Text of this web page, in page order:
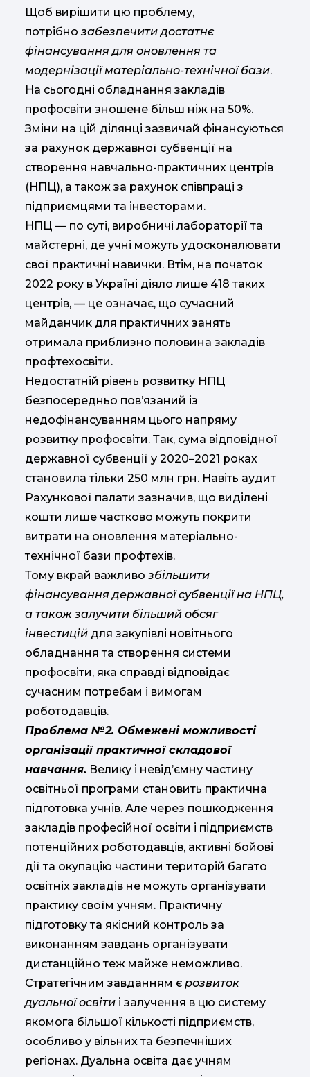
Щоб вирішити цю проблему,
потрібно забезпечити достатнє
фінансування для оновлення та
модернізації матеріально-технічної бази.
На сьогодні обладнання закладів
профосвіти зношене більш ніж на 50%.
Зміни на цій ділянці зазвичай фінансуються
за рахунок державної субвенції на
створення навчально-практичних центрів
(НПЦ), а також за рахунок співпраці з
підприємцями та інвесторами.
НПЦ — по суті, виробничі лабораторії та
майстерні, де учні можуть удосконалювати
свої практичні навички. Втім, на початок
2022 року в Україні діяло лише 418 таких
центрів, — це означає, що сучасний
майданчик для практичних занять
отримала приблизно половина закладів
профтехосвіти.
Недостатній рівень розвитку НПЦ
безпосередньо пов’язаний із
недофінансуванням цього напряму
розвитку профосвіти. Так, сума відповідної
державної субвенції у 2020–2021 роках
становила тільки 250 млн грн. Навіть аудит
Рахункової палати зазначив, що виділені
кошти лише частково можуть покрити
витрати на оновлення матеріально-
технічної бази профтехів.
Тому вкрай важливо збільшити
фінансування державної субвенції на НПЦ,
а також залучити більший обсяг
інвестицій для закупівлі новітнього
обладнання та створення системи
профосвіти, яка справді відповідає
сучасним потребам і вимогам
роботодавців.
Проблема №2. Обмежені можливості
організації практичної складової
навчання. Велику і невід’ємну частину
освітньої програми становить практична
підготовка учнів. Але через пошкодження
закладів професійної освіти і підприємств
потенційних роботодавців, активні бойові
дії та окупацію частини територій багато
освітніх закладів не можуть організувати
практику своїм учням. Практичну
підготовку та якісний контроль за
виконанням завдань організувати
дистанційно теж майже неможливо.
Стратегічним завданням є розвиток
дуальної освіти і залучення в цю систему
якомога більшої кількості підприємств,
особливо у вільних та безпечніших
регіонах. Дуальна освіта дає учням